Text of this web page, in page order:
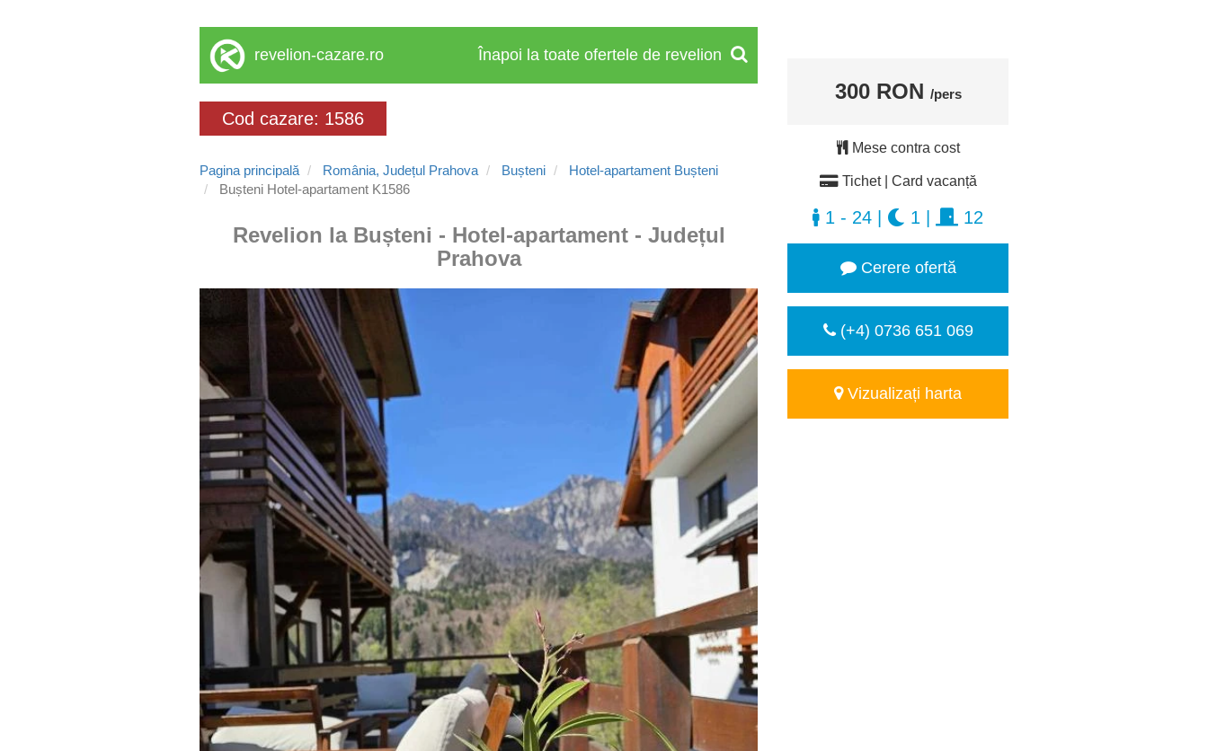
revelion-cazare.ro Înapoi la toate ofertele de revelion
Cod cazare: 1586
Pagina principală România, Județul Prahova Bușteni
Hotel-apartament Bușteni
Bușteni Hotel-apartament K1586
Revelion la Bușteni - Hotel-apartament - Județul
Prahova
300 RON /pers
Mese contra cost
Tichet | Card vacanță
1 - 24 1 12
Cerere ofertă
(+4) 0736 651 069
Vizualizați harta